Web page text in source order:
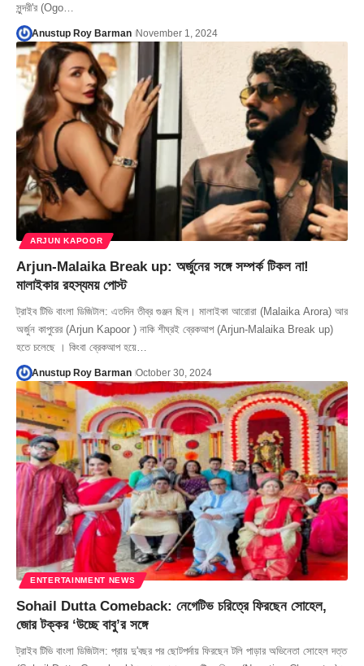
সুন্দরী'র (Ogo…
Anustup Roy Barman November 1, 2024
ARJUN KAPOOR
Arjun-Malaika Break up: অর্জুনের সঙ্গে সম্পর্ক টিকল না!
মালাইকার রহস্যময় পোস্ট
ট্রাইব টিভি বাংলা ডিজিটাল: এতদিন তীব্র গুঞ্জন ছিল। মালাইকা আরোরা (Malaika Arora) আর
অর্জুন কাপুরের (Arjun Kapoor ) নাকি শীঘ্রই ব্রেকআপ (Arjun-Malaika Break up)
হতে চলেছে । কিংবা ব্রেকআপ হয়ে…
Anustup Roy Barman October 30, 2024
ENTERTAINMENT NEWS
Sohail Dutta Comeback: নেগেটিভ চরিত্রে ফিরছেন সোহেল,
জোর টক্কর ‘উচ্ছে বাবু’র সঙ্গে
ট্রাইব টিভি বাংলা ডিজিটাল: প্রায় দু'বছর পর ছোটপর্দায় ফিরছেন টলি পাড়ার অভিনেতা সোহেল দত্ত